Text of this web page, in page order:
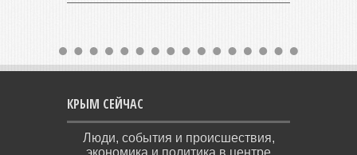
КРЫМ СЕЙЧАС
Люди, события и происшествия,
экономика и политика в центре